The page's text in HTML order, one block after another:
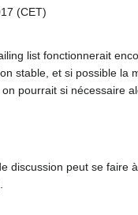
(CET)
list fonctionnerait
stable, et si possible la
pourrait si nécessaire
discussion peut se faire